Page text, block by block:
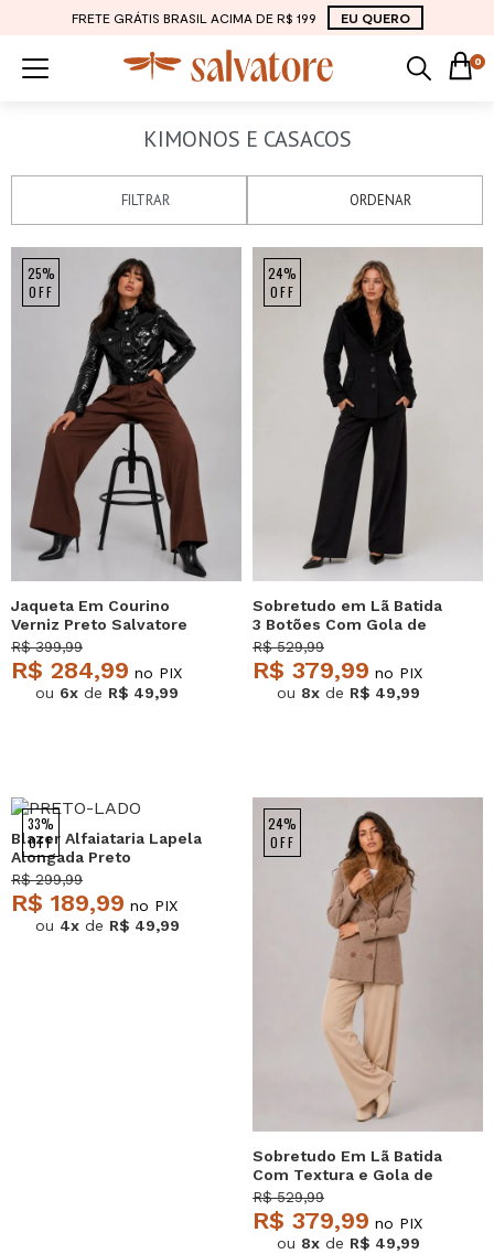
FRETE GRÁTIS BRASIL ACIMA DE R$ 199 EU QUERO
0
KIMONOS E CASACOS
FILTRAR ORDENAR
25%
OFF
Jaqueta Em Courino
Verniz Preto Salvatore
R$ 399,99
R$ 284,99 no PIX
ou 6x de R$ 49,99
24%
OFF
Sobretudo em Lã Batida
3 Botões Com Gola de
Pelo Preto Salvatore
R$ 529,99
R$ 379,99 no PIX
ou 8x de R$ 49,99
33%
OFF
Blazer Alfaiataria Lapela
Alongada Preto
Salvatore
R$ 299,99
R$ 189,99 no PIX
ou 4x de R$ 49,99
24%
OFF
Sobretudo Em Lã Batida
Com Textura e Gola de
Pelo Removível Bege
Salvatore
R$ 529,99
R$ 379,99 no PIX
ou 8x de R$ 49,99